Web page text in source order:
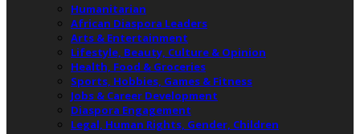
Humanitarian
African Diaspora Leaders
Arts & Entertainment
Lifestyle, Beauty, Culture & Opinion
Health, Food & Groceries
Sports, Hobbies, Games & Fitness
Jobs & Career Development
Diaspora Engagement
Legal, Human Rights, Gender, Children